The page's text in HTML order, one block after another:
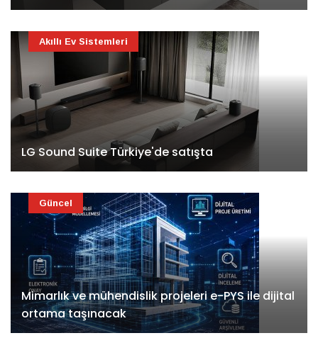
LG Sound Suite Türkiye'de satışta
Akıllı Ev Sistemleri
Mimarlık ve mühendislik projeleri e-PYS ile dijital
ortama taşınacak
Güncel